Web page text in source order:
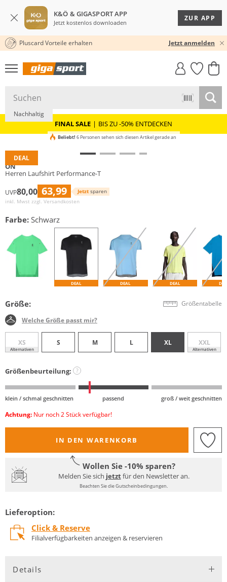
K&Ö & GIGASPORT APP
Jetzt kostenlos downloaden
ZUR APP
★★★★★ 4,8 / 5,0 STERNE
Pluscard Vorteile erhalten Jetzt anmelden
GIGASTYLE
FAHRRAD­
MUST-HAVE
FINAL SALE | BIS ZU -50% ENTDECKEN
DEAL
Nachhaltig
Beliebt! 6 Personen sehen sich diesen Artikel gerade an
ON
Herren Laufshirt Performance-T
UVP80,00 63,99 Jetzt sparen
inkl. Mwst zzgl. Versandkosten
Farbe: Schwarz
DEAL DEAL DEAL
Größe: Größentabelle
Welche Größe passt mir?
XS
Alternativen
S M L XL XXL
Alternativen
Größenbeurteilung: ?
klein / schmal geschnitten passend groß / weit geschnitten
Achtung: Nur noch 2 Stück verfügbar!
IN DEN WARENKORB
Wollen Sie -10% sparen?
Melden Sie sich jetztfür den Newsletter an.
Beachten Sie die Gutscheinbedingungen.
Lieferoption:
Click & Reserve
Filialverfügbarkeiten anzeigen & reservieren
Details